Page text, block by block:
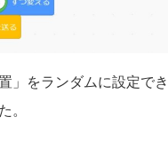
」をランダムに設定で
。